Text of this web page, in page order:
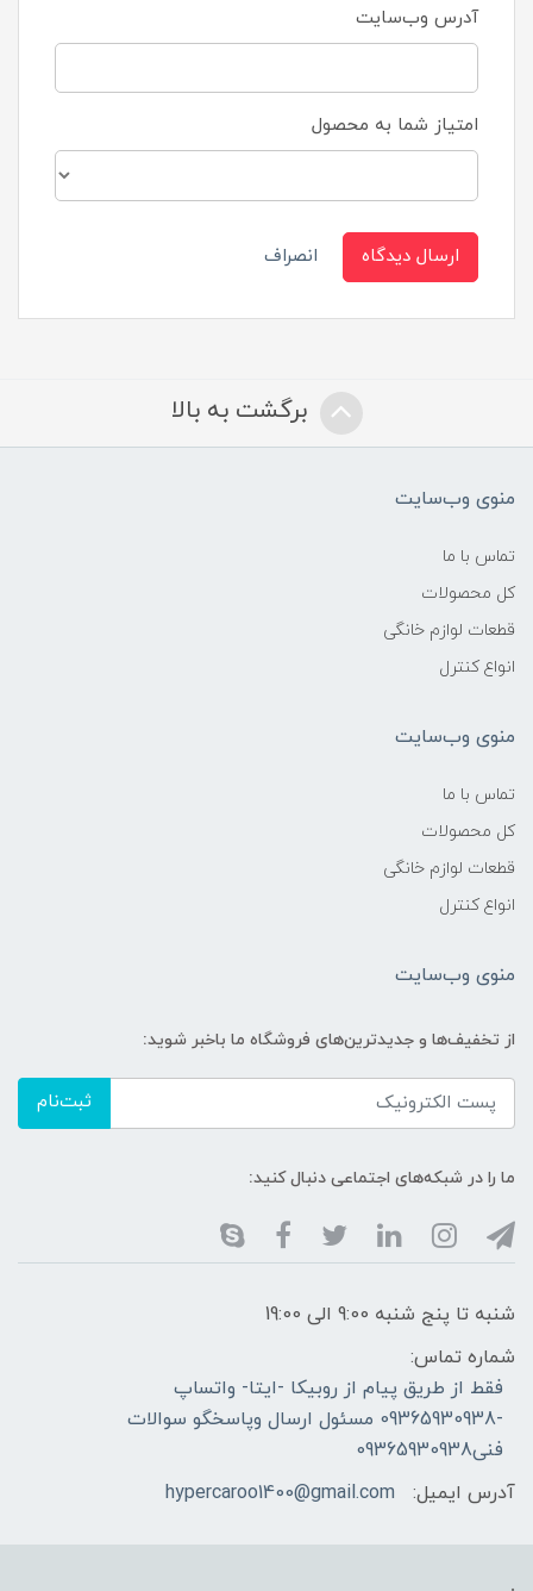
آدرس وب‌سایت
امتیاز شما به محصول
ارسال دیدگاه انصراف
برگشت به بالا
منوی وب‌سایت
تماس با ما
کل محصولات
قطعات لوازم خانگی
انواع کنترل
منوی وب‌سایت
تماس با ما
کل محصولات
قطعات لوازم خانگی
انواع کنترل
منوی وب‌سایت
از تخفیف‌ها و جدیدترین‌های فروشگاه ما باخبر شوید:
ثبت‌نام
ما را در شبکه‌های اجتماعی دنبال کنید:
شنبه تا پنج شنبه 9:00 الی 19:00
شماره تماس:
فقط از طریق پیام از روبیکا -ایتا- واتساپ
-09365930938 مسئول ارسال وپاسخگو سوالات
فنی09365930938
آدرس ایمیل:
hypercaroo1400@gmail.com